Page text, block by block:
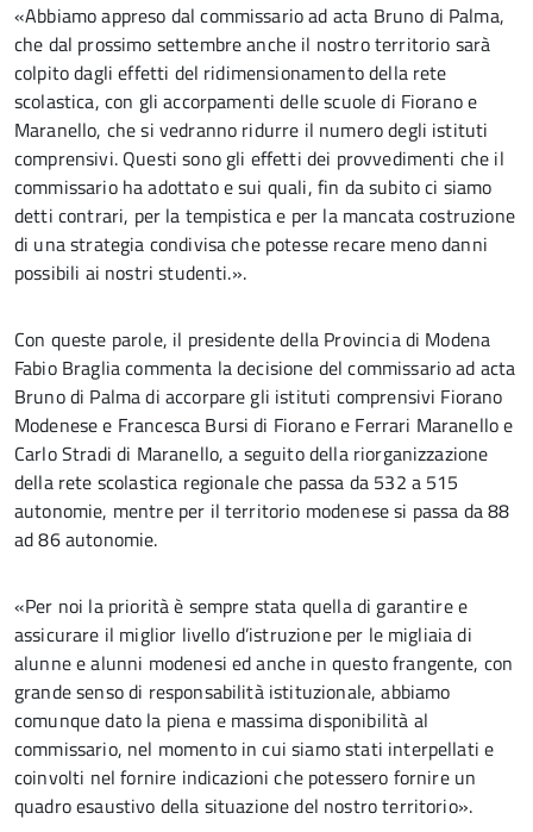
«Abbiamo appreso dal commissario ad acta Bruno di Palma,
che dal prossimo settembre anche il nostro territorio sarà
colpito dagli effetti del ridimensionamento della rete
scolastica, con gli accorpamenti delle scuole di Fiorano e
Maranello, che si vedranno ridurre il numero degli istituti
comprensivi. Questi sono gli effetti dei provvedimenti che il
commissario ha adottato e sui quali, fin da subito ci siamo
detti contrari, per la tempistica e per la mancata costruzione
di una strategia condivisa che potesse recare meno danni
possibili ai nostri studenti.».
Con queste parole, il presidente della Provincia di Modena
Fabio Braglia commenta la decisione del commissario ad acta
Bruno di Palma di accorpare gli istituti comprensivi Fiorano
Modenese e Francesca Bursi di Fiorano e Ferrari Maranello e
Carlo Stradi di Maranello, a seguito della riorganizzazione
della rete scolastica regionale che passa da 532 a 515
autonomie, mentre per il territorio modenese si passa da 88
ad 86 autonomie.
«Per noi la priorità è sempre stata quella di garantire e
assicurare il miglior livello d’istruzione per le migliaia di
alunne e alunni modenesi ed anche in questo frangente, con
grande senso di responsabilità istituzionale, abbiamo
comunque dato la piena e massima disponibilità al
commissario, nel momento in cui siamo stati interpellati e
coinvolti nel fornire indicazioni che potessero fornire un
quadro esaustivo della situazione del nostro territorio».